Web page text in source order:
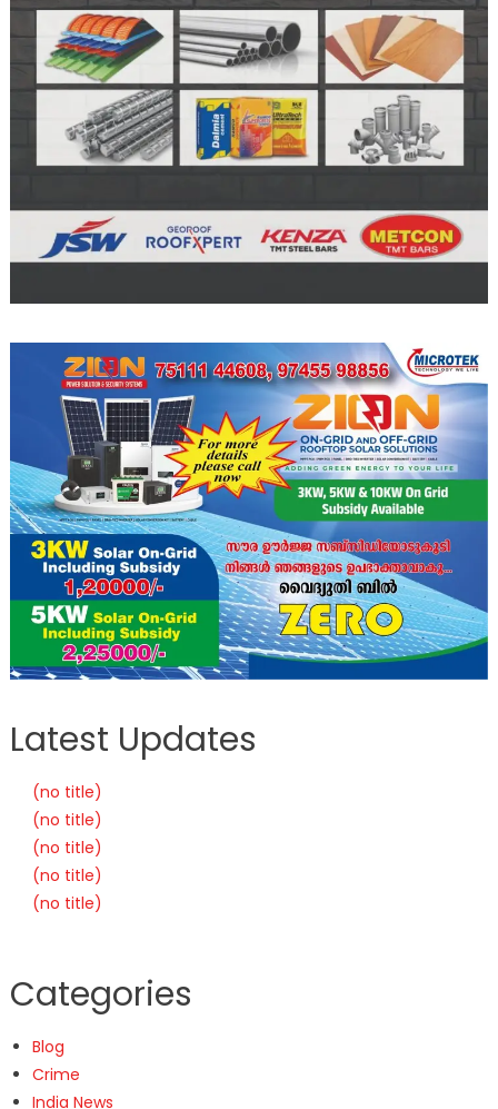
Latest Updates
(no title)
(no title)
(no title)
(no title)
(no title)
Categories
Blog
Crime
India News